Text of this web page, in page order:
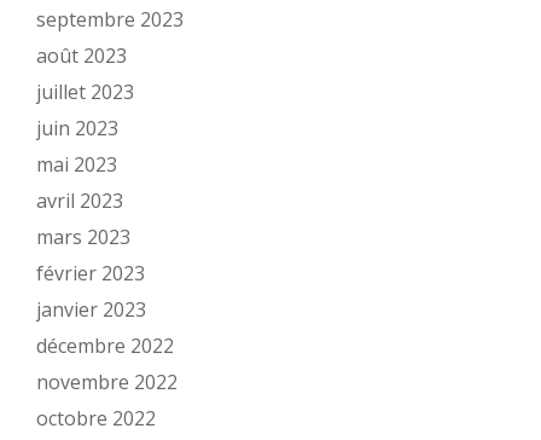
septembre 2023
août 2023
juillet 2023
juin 2023
mai 2023
avril 2023
mars 2023
février 2023
janvier 2023
décembre 2022
novembre 2022
octobre 2022